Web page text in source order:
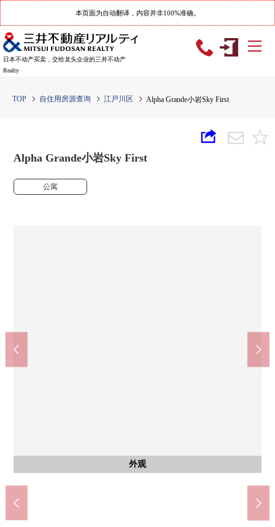
本页面为自动翻译，内容并非100%准确。
日本不动产买卖，交给龙头企业的三井不动产
Realty
TOP 自住用房源查询 江戸川区 Alpha Grande小岩Sky First
Alpha Grande小岩Sky First
公寓
外观
客厅
客厅
客厅
厨房
厨房
公共汽车
洗脸
厕所
西式房间
西式房间(约6.7张塌塌米)
西式房间
西式房间(约6.7张塌塌米)
收纳
西式房间(约6.7张塌塌米)
西式房间
西式房间(约5.0张塌塌米)
收纳
西式房间(约5.0张塌塌米)
客厅
客厅
客厅
厨房
厨房
厨房
厨房
客厅
客厅
阳台
其他
外观
外观
外观
外观
外观
入口